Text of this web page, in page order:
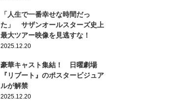
「人生で一番幸せな時間だっ
た」 サザンオールスターズ史上
最大ツアー映像を見逃すな！
2025.12.20
豪華キャスト集結！ 日曜劇場
『リブート』のポスタービジュア
ルが解禁
2025.12.20